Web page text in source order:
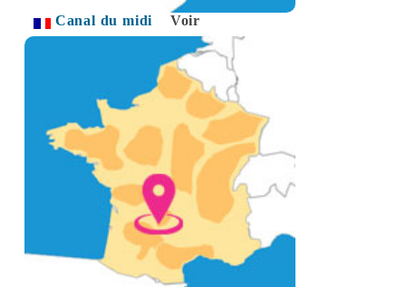
Canal du midi Voir